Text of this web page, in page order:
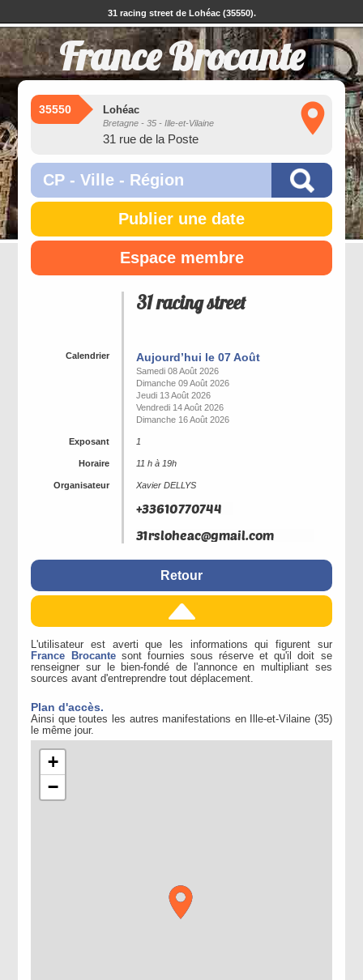
31 racing street de Lohéac (35550).
France Brocante
35550 Lohéac
Bretagne - 35 - Ille-et-Vilaine
31 rue de la Poste
Publier une date
Espace membre
31 racing street
Calendrier Aujourd’hui le 07 Août
Samedi 08 Août 2026
Dimanche 09 Août 2026
Jeudi 13 Août 2026
Vendredi 14 Août 2026
Dimanche 16 Août 2026
Exposant 1
Horaire 11 h à 19h
Organisateur Xavier DELLYS
Retour
L'utilisateur est averti que les informations qui figurent sur
France Brocantesont fournies sous réserve et qu'il doit se
renseigner sur le bien-fondé de l'annonce en multipliant ses
sources avant d'entreprendre tout déplacement.
Plan d'accès.
Ainsi que toutes les autres manifestations en Ille-et-Vilaine (35)
le même jour.
+
−